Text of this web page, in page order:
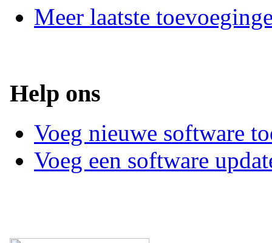
Meer laatste
Help ons
Voeg nieuwe software
Voeg een software